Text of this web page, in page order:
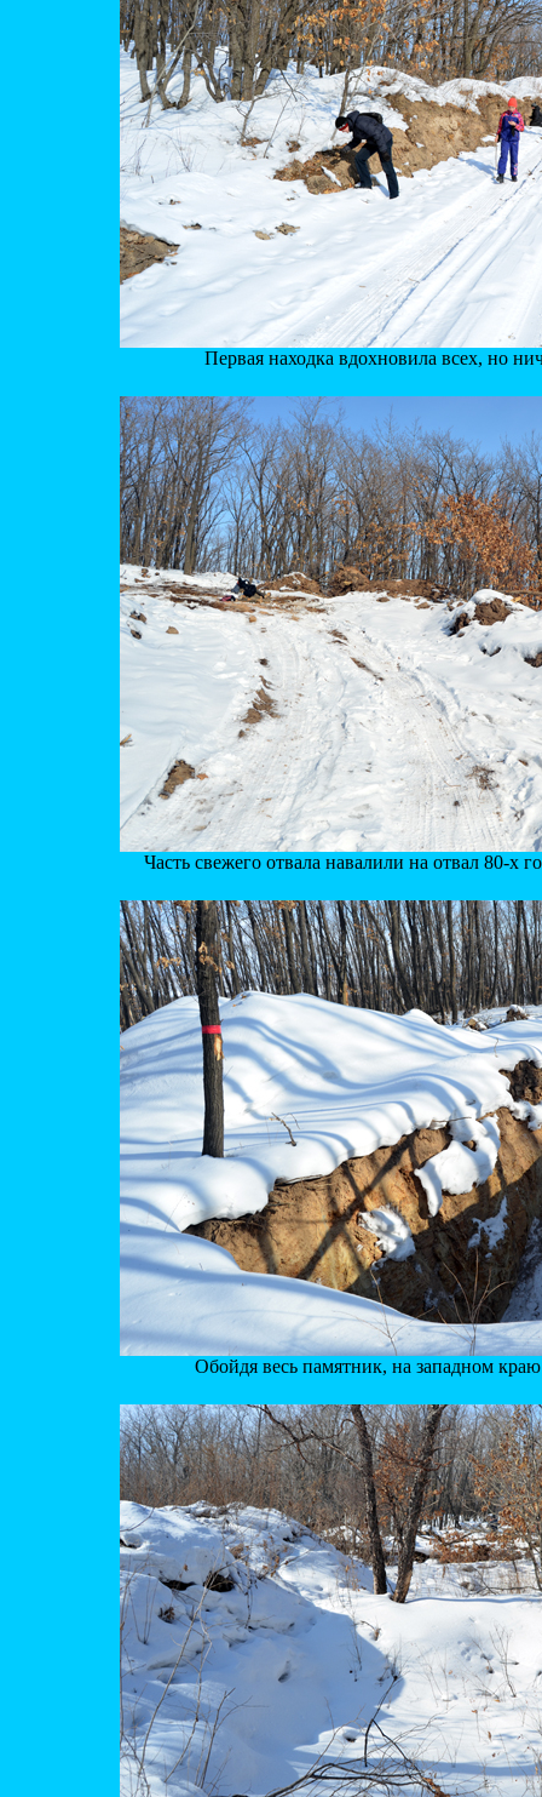
Первая находка вдохновила всех, но
Часть свежего отвала навалили на отвал 80-х
Обойдя весь памятник, на западном